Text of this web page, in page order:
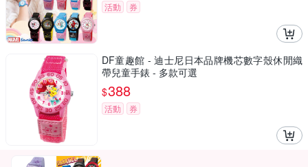
活動 券
DF童趣館 - 迪士尼日本品牌機芯數字殼休閒織
帶兒童手錶 - 多款可選
$388
活動 券